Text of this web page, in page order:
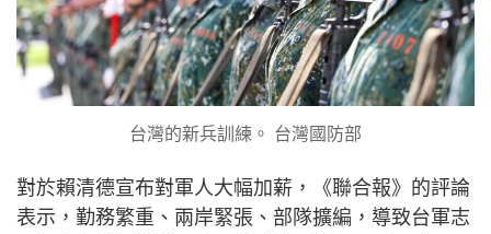
台灣的新兵訓練。 台灣國防部
對於賴清德宣布對軍人大幅加薪，《聯合報》的評論
表示，勤務繁重、兩岸緊張、部隊擴編，導致台軍志